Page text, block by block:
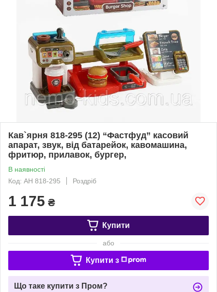
Кав`ярня 818-295 (12) “Фастфуд” касовий
апарат, звук, від батарейок, кавомашина,
фритюр, прилавок, бургер,
В наявності
Код: АН 818-295
Роздріб
1 175 ₴
Купити
або
Купити з
Що таке купити з Пром?